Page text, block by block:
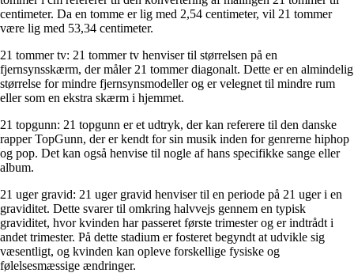
centimeter. Da en tomme er lig med 2,54 centimeter, vil 21 tommer
være lig med 53,34 centimeter.
21 tommer tv: 21 tommer tv henviser til størrelsen på en
fjernsynsskærm, der måler 21 tommer diagonalt. Dette er en almindelig
størrelse for mindre fjernsynsmodeller og er velegnet til mindre rum
eller som en ekstra skærm i hjemmet.
21 topgunn: 21 topgunn er et udtryk, der kan referere til den danske
rapper TopGunn, der er kendt for sin musik inden for genrerne hiphop
og pop. Det kan også henvise til nogle af hans specifikke sange eller
album.
21 uger gravid: 21 uger gravid henviser til en periode på 21 uger i en
graviditet. Dette svarer til omkring halvvejs gennem en typisk
graviditet, hvor kvinden har passeret første trimester og er indtrådt i
andet trimester. På dette stadium er fosteret begyndt at udvikle sig
væsentligt, og kvinden kan opleve forskellige fysiske og
følelsesmæssige ændringer.